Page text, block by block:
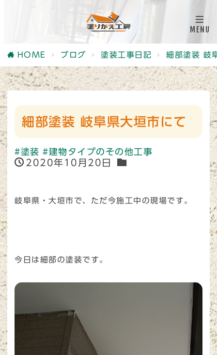
HOME ブログ 塗装工事日記 細部塗装 岐
細部塗装 岐阜県大垣市にて
#塗装 #建物タイプのその他工事
2020年10月20日
岐阜県・大垣市で、ただ今施工中の現場です。
今日は細部の塗装です。